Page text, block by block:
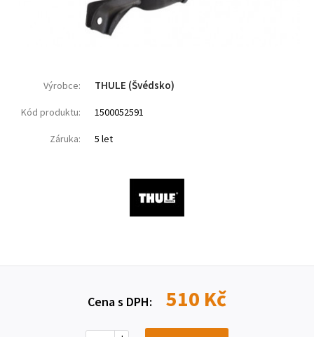
Výrobce: THULE (Švédsko)
Kód produktu: 1500052591
Záruka: 5 let
Cena s DPH: 510 Kč